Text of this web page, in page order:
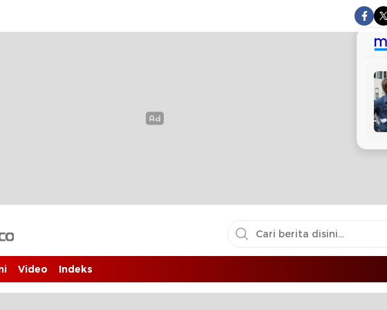
Video Indeks